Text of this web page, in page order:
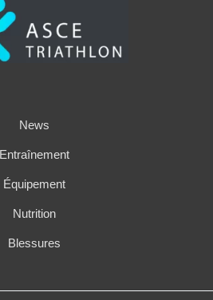
News
Entraînement
Équipement
Nutrition
Blessures